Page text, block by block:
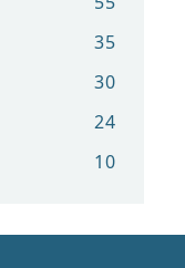
35
30
24
10